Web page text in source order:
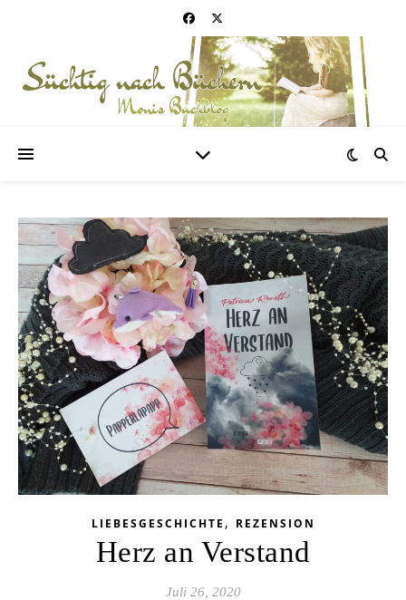
LIEBESGESCHICHTE , REZENSION
Herz an Verstand
Juli 26, 2020